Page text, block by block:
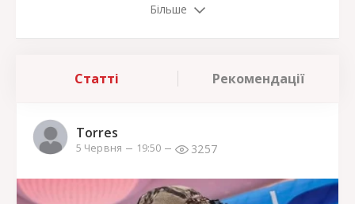
Більше
Статті Рекомендації
Torres
5 Червня 19:50 3257